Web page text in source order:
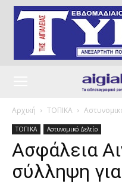
Αρχική ΤΟΠΙΚΑ
ΤΟΠΙΚΑ Αστυνομικό Δελτίο
Ασφάλεια
σύλληψη